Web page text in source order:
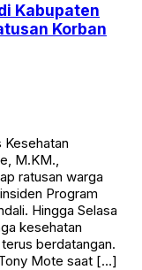
Kabupaten
Korban
Kesehatan
M.KM.,
ratusan warga
Program
Hingga Selasa
kesehatan
berdatangan.
Mote saat […]